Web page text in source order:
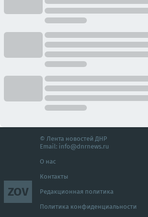
ZOV
© Лента новостей ДНР
Email: info@dnrnews.ru
О нас
Контакты
Редакционная политика
Политика конфиденциальности